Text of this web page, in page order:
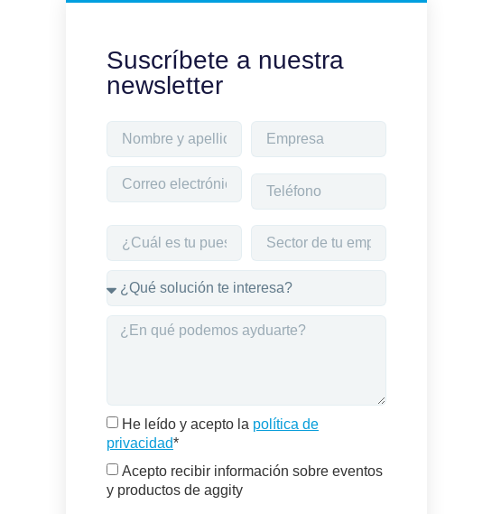
Suscríbete a nuestra
newsletter
He leído y acepto la política de
privacidad*
Acepto recibir información sobre eventos
y productos de aggity